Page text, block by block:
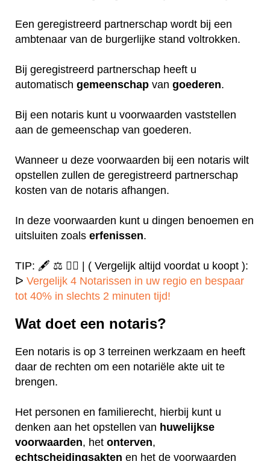
Een geregistreerd partnerschap wordt bij een
ambtenaar van de burgerlijke stand voltrokken.
Bij geregistreerd partnerschap heeft u
automatisch gemeenschap van goederen.
Bij een notaris kunt u voorwaarden vaststellen
aan de gemeenschap van goederen.
Wanneer u deze voorwaarden bij een notaris wilt
opstellen zullen de geregistreerd partnerschap
kosten van de notaris afhangen.
In deze voorwaarden kunt u dingen benoemen en
uitsluiten zoals erfenissen.
TIP: 🖋️ ⚖️ ✍🏻 | ( Vergelijk altijd voordat u koopt ):
ᐅ Vergelijk 4 Notarissen in uw regio en bespaar
tot 40% in slechts 2 minuten tijd!
Wat doet een notaris?
Een notaris is op 3 terreinen werkzaam en heeft
daar de rechten om een notariële akte uit te
brengen.
Het personen en familierecht, hierbij kunt u
denken aan het opstellen van huwelijkse
voorwaarden, het onterven,
echtscheidingsakten en het de voorwaarden